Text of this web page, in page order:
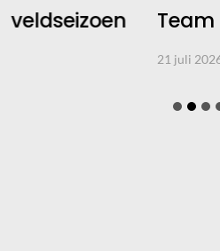
Team Duitsland
2 min leestijd 5